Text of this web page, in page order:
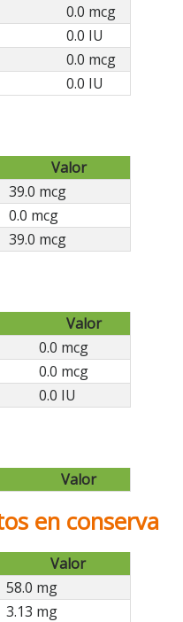
0.0 mcg
0.0 IU
0.0 mcg
0.0 IU
Valor
39.0 mcg
0.0 mcg
39.0 mcg
Valor
0.0 mcg
0.0 mcg
0.0 IU
Valor
en conserva
Valor
58.0 mg
3.13 mg